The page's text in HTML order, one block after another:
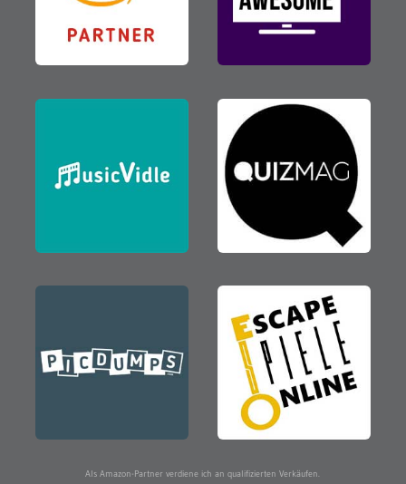
Als Amazon-Partner verdiene ich an qualifizierten Verkäufen.